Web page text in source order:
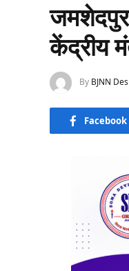
केंद्रीय
By BJNN
Facebook